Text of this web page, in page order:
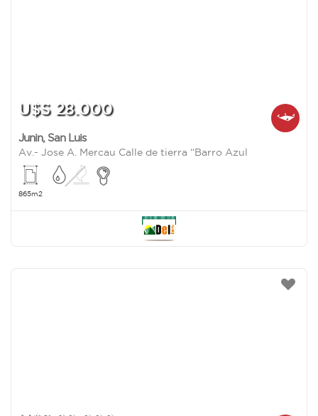
U$S 28.000
Junin, San Luis
Av.- Jose A. Mercau Calle de tierra “Barro Azul
865m2